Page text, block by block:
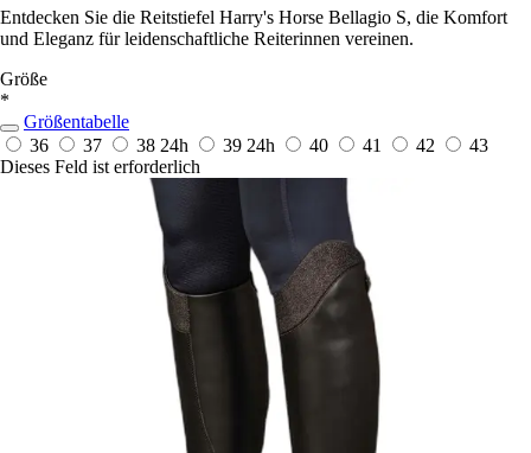
Entdecken Sie die Reitstiefel Harry's Horse Bellagio S, die Komfort
und Eleganz für leidenschaftliche Reiterinnen vereinen.
Größe
*
Größentabelle
36
37 38 24h 39 24h 40 41 42
43
Dieses Feld ist erforderlich